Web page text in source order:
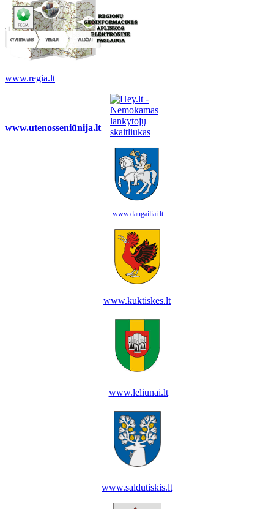
www.regia.lt
www.utenosseniūnija.lt
www.daugailiai.lt
www.kuktiskes.lt
www.leliunai.lt
www.saldutiskis.lt